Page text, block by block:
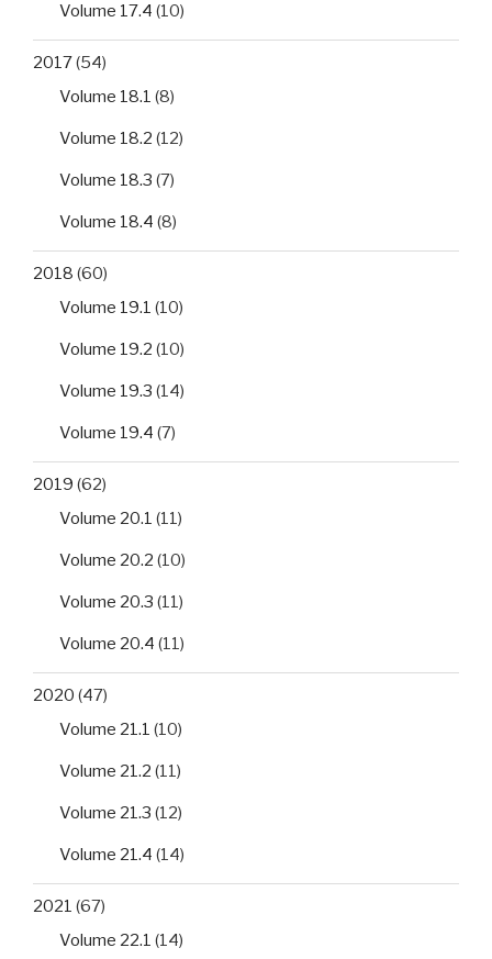
Volume 17.4 (10)
2017(54)
Volume 18.1 (8)
Volume 18.2 (12)
Volume 18.3 (7)
Volume 18.4 (8)
2018 (60)
Volume 19.1 (10)
Volume 19.2 (10)
Volume 19.3 (14)
Volume 19.4 (7)
2019 (62)
Volume 20.1 (11)
Volume 20.2 (10)
Volume 20.3 (11)
Volume 20.4 (11)
2020 (47)
Volume 21.1 (10)
Volume 21.2 (11)
Volume 21.3 (12)
Volume 21.4 (14)
2021 (67)
Volume 22.1 (14)